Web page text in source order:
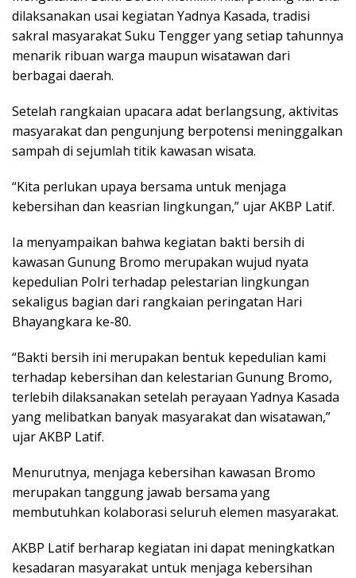
dilaksanakan usai kegiatan Yadnya Kasada, tradisi
sakral masyarakat Suku Tengger yang setiap tahunnya
menarik ribuan warga maupun wisatawan dari
berbagai daerah.
Setelah rangkaian upacara adat berlangsung, aktivitas
masyarakat dan pengunjung berpotensi meninggalkan
sampah di sejumlah titik kawasan wisata.
“Kita perlukan upaya bersama untuk menjaga
kebersihan dan keasrian lingkungan,” ujar AKBP Latif.
Ia menyampaikan bahwa kegiatan bakti bersih di
kawasan Gunung Bromo merupakan wujud nyata
kepedulian Polri terhadap pelestarian lingkungan
sekaligus bagian dari rangkaian peringatan Hari
Bhayangkara ke-80.
“Bakti bersih ini merupakan bentuk kepedulian kami
terhadap kebersihan dan kelestarian Gunung Bromo,
terlebih dilaksanakan setelah perayaan Yadnya Kasada
yang melibatkan banyak masyarakat dan wisatawan,”
ujar AKBP Latif.
Menurutnya, menjaga kebersihan kawasan Bromo
merupakan tanggung jawab bersama yang
membutuhkan kolaborasi seluruh elemen masyarakat.
AKBP Latif berharap kegiatan ini dapat meningkatkan
kesadaran masyarakat untuk menjaga kebersihan